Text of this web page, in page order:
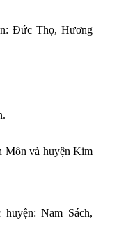
Đức Thọ, Hương
Môn và huyện Kim
Nam Sách,